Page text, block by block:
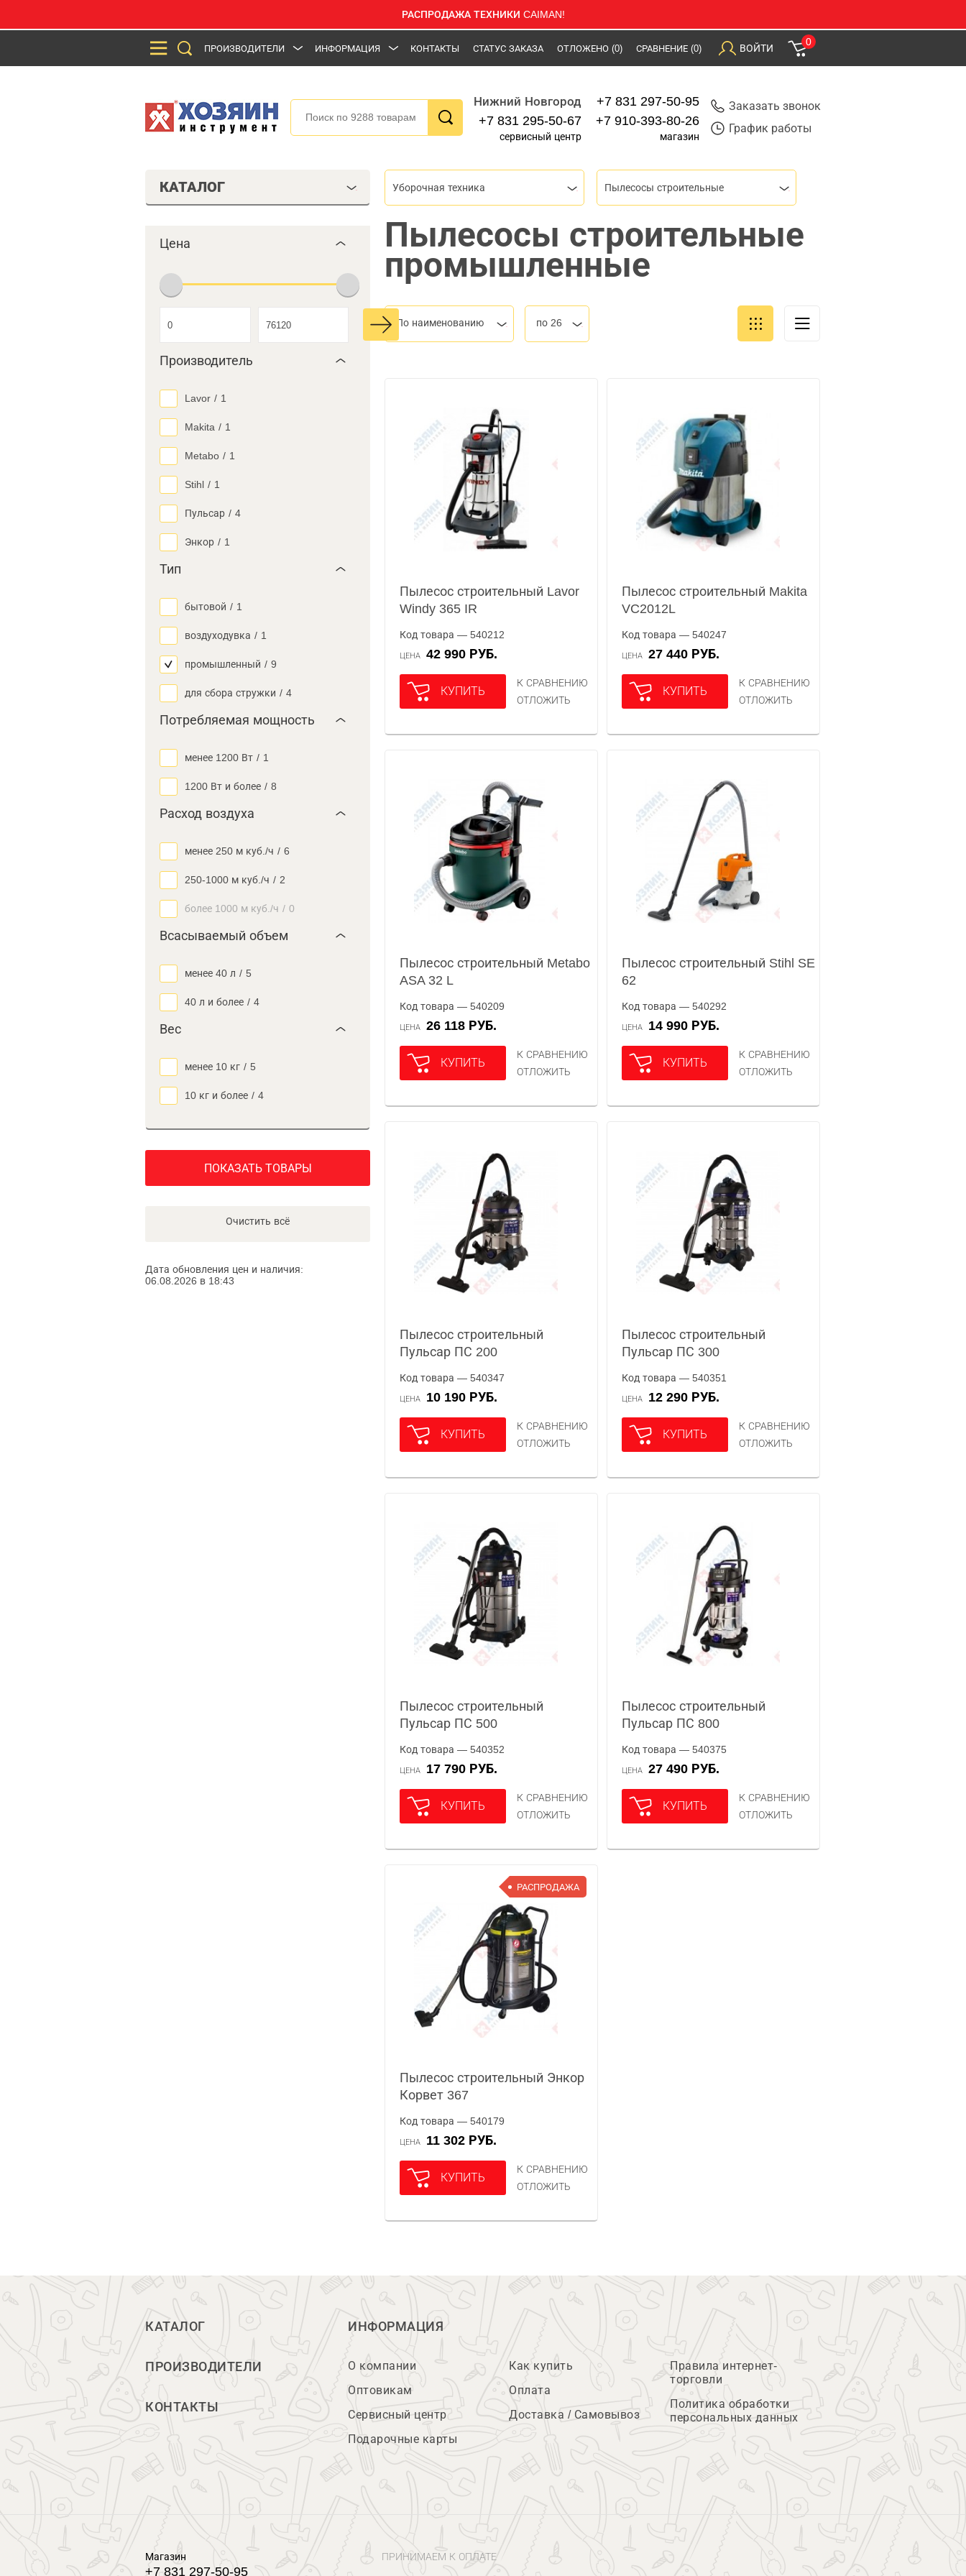
РАСПРОДАЖА ТЕХНИКИ CAIMAN!
ПРОИЗВОДИТЕЛИ ИНФОРМАЦИЯ КОНТАКТЫ СТАТУС ЗАКАЗА ОТЛОЖЕНО (0) СРАВНЕНИЕ (0) ВОЙТИ
0
Нижний Новгород
+7 831 295-50-67
сервисный центр
+7 831 297-50-95
+7 910-393-80-26
магазин
Заказать звонок
График работы
КАТАЛОГ
Цена
Производитель
Lavor / 1
Makita / 1
Metabo / 1
Stihl / 1
Пульсар / 4
Энкор / 1
Тип
бытовой / 1
воздуходувка / 1
промышленный / 9
для сбора стружки / 4
Потребляемая мощность
менее 1200 Вт / 1
1200 Вт и более / 8
Расход воздуха
менее 250 м куб./ч / 6
250-1000 м куб./ч / 2
более 1000 м куб./ч / 0
Всасываемый объем
менее 40 л / 5
40 л и более / 4
Вес
менее 10 кг / 5
10 кг и более / 4
ПОКАЗАТЬ ТОВАРЫ
Очистить всё
Дата обновления цен и наличия:
06.08.2026 в 18:43
Уборочная техника Пылесосы строительные
Пылесосы строительные
промышленные
По наименованию по 26
Пылесос строительный Lavor
Windy 365 IR
Код товара — 540212
ЦЕНА 42 990 РУБ.
КУПИТЬ
К СРАВНЕНИЮ
ОТЛОЖИТЬ
Пылесос строительный Makita
VC2012L
Код товара — 540247
ЦЕНА 27 440 РУБ.
КУПИТЬ
К СРАВНЕНИЮ
ОТЛОЖИТЬ
Пылесос строительный Metabo
ASA 32 L
Код товара — 540209
ЦЕНА 26 118 РУБ.
КУПИТЬ
К СРАВНЕНИЮ
ОТЛОЖИТЬ
Пылесос строительный Stihl SE
62
Код товара — 540292
ЦЕНА 14 990 РУБ.
КУПИТЬ
К СРАВНЕНИЮ
ОТЛОЖИТЬ
Пылесос строительный
Пульсар ПС 200
Код товара — 540347
ЦЕНА 10 190 РУБ.
КУПИТЬ
К СРАВНЕНИЮ
ОТЛОЖИТЬ
Пылесос строительный
Пульсар ПС 300
Код товара — 540351
ЦЕНА 12 290 РУБ.
КУПИТЬ
К СРАВНЕНИЮ
ОТЛОЖИТЬ
Пылесос строительный
Пульсар ПС 500
Код товара — 540352
ЦЕНА 17 790 РУБ.
КУПИТЬ
К СРАВНЕНИЮ
ОТЛОЖИТЬ
Пылесос строительный
Пульсар ПС 800
Код товара — 540375
ЦЕНА 27 490 РУБ.
КУПИТЬ
К СРАВНЕНИЮ
ОТЛОЖИТЬ
РАСПРОДАЖА
Пылесос строительный Энкор
Корвет 367
Код товара — 540179
ЦЕНА 11 302 РУБ.
КУПИТЬ
К СРАВНЕНИЮ
ОТЛОЖИТЬ
КАТАЛОГ
ПРОИЗВОДИТЕЛИ
КОНТАКТЫ
ИНФОРМАЦИЯ
О компании
Оптовикам
Сервисный центр
Подарочные карты
Как купить
Оплата
Доставка / Самовывоз
Правила интернет-
торговли
Политика обработки
персональных данных
Магазин
+7 831 297-50-95
ПРИНИМАЕМ К ОПЛАТЕ